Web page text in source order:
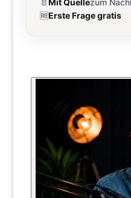
📄Mit Quellezum
🆓Erste Frage gratis